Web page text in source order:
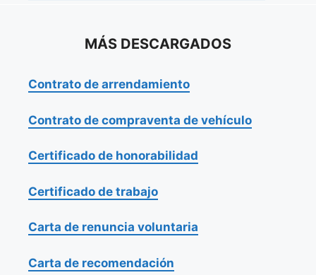
MÁS DESCARGADOS
Contrato de arrendamiento
Contrato de compraventa de vehículo
Certificado de honorabilidad
Certificado de trabajo
Carta de renuncia voluntaria
Carta de recomendación